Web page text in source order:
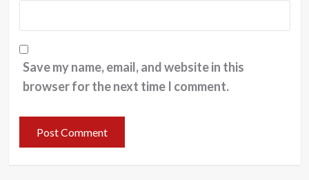
Save my name, email, and website in this
browser for the next time I comment.